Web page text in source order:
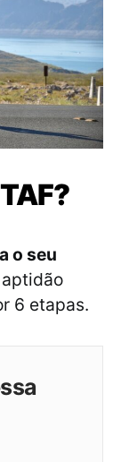
o seu
6 etapas.